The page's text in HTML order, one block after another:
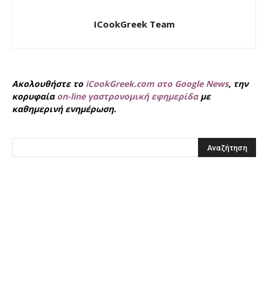
ICookGreek Team
Ακολουθήστε το iCookGreek.com στο Google News, την
κορυφαία on-line γαστρονομική εφημερίδαμε
καθημερινή ενημέρωση.